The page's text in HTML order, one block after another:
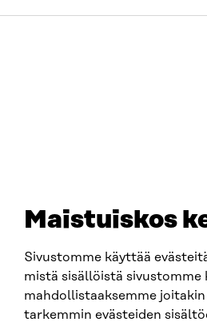
Maistuiskos
Sivustomme käyttää
mistä sisällöistä
mahdollistaaksemme
tarkemmin evästeiden